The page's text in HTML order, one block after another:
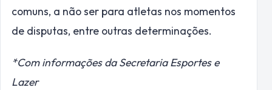
comuns, a não ser para atletas nos momentos
de disputas, entre outras determinações.
*Com informações da Secretaria Esportes e
Lazer